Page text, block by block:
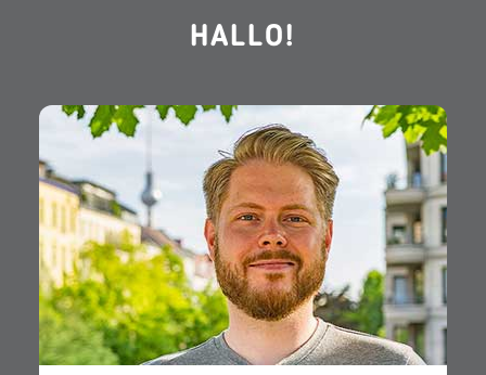
HALLO!